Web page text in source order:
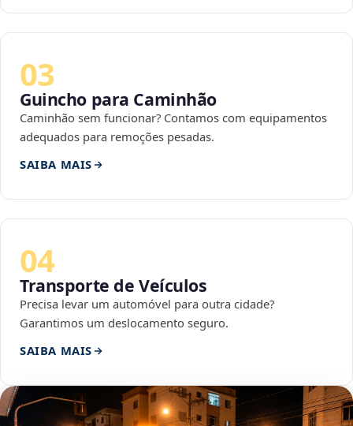
03
Guincho para Caminhão
Caminhão sem funcionar? Contamos com equipamentos
adequados para remoções pesadas.
SAIBA MAIS
04
Transporte de Veículos
Precisa levar um automóvel para outra cidade?
Garantimos um deslocamento seguro.
SAIBA MAIS